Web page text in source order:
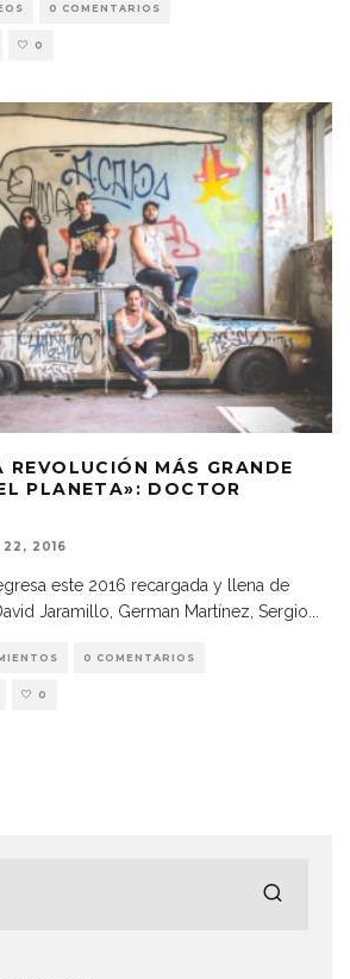
0 COMENTARIOS
0
REVOLUCIÓN MÁS GRANDE
PLANETA»: DOCTOR
22, 2016
este 2016 recargada y llena de
Jaramillo, German Martínez, Sergio...
0 COMENTARIOS
0